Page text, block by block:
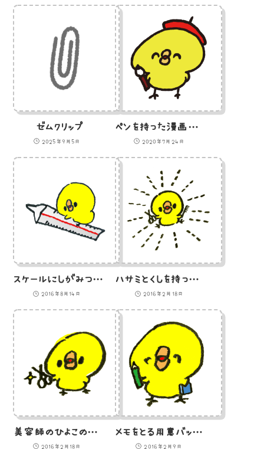
ゼムクリップ
2025年9月5日
ペンを持った漫画家のひよこのイラスト
2020年7月24日
スケールにしがみついたひよこのイラスト
2016年8月14日
ハサミとくしを持った美容師ひよこのイラスト
2016年2月18日
美容師のひよこのイラスト
2016年2月18日
メモをとる用意バッチリのひよこのイラスト
2016年2月9日